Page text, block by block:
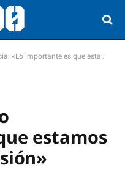
importante es que estamos en Primera división»
estamos